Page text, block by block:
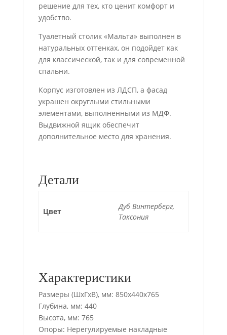
решение для тех, кто ценит комфорт и
удобство.
Туалетный столик «Мальта» выполнен в
натуральных оттенках, он подойдет как
для классической, так и для современной
спальни.
Корпус изготовлен из ЛДСП, а фасад
украшен округлыми стильными
элементами, выполненными из МДФ.
Выдвижной ящик обеспечит
дополнительное место для хранения.
Детали
Цвет
Дуб Винтерберг,
Таксония
Характеристики
Размеры (ШхГхВ), мм: 850х440х765
Глубина, мм: 440
Высота, мм: 765
Опоры: Нерегулируемые накладные